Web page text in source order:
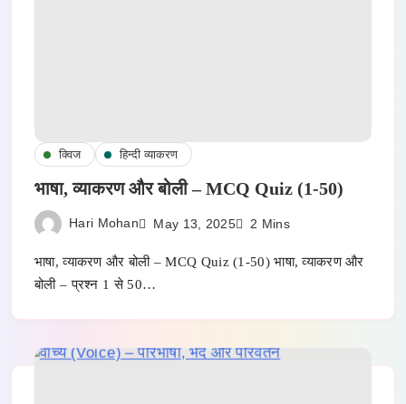
क्विज हिन्दी व्याकरण
भाषा, व्याकरण और बोली – MCQ Quiz (1-50)
Hari Mohan May 13, 2025 2 Mins
भाषा, व्याकरण और बोली – MCQ Quiz (1-50) भाषा, व्याकरण और
बोली – प्रश्न 1 से 50…